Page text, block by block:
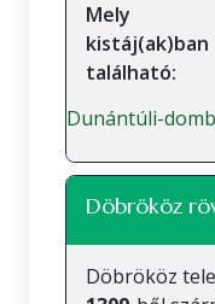
Mely
kistáj(ak)ban
található:
Dunántúli-
Döbrököz
Döbrököz